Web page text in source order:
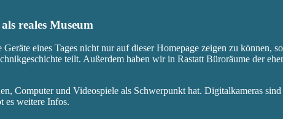
reales Museum
eines Tages nicht nur auf dieser Homepage zeigen zu
teilt. Außerdem haben wir in Rastatt Büroräume der
Computer und Videospiele als Schwerpunkt hat. Digitalkameras
es weitere Infos.